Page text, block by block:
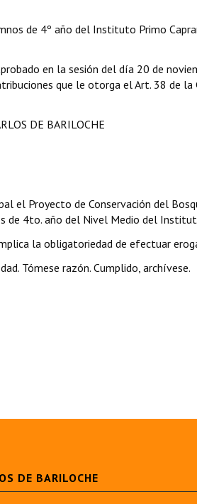
de 4º año del Instituto Primo
en la sesión del día 20 de
que le otorga el Art. 38 de la
DE BARILOCHE
el Proyecto de Conservación del
4to. año del Nivel Medio del
la obligatoriedad de efectuar
Tómese razón. Cumplido, archívese.
DE BARILOCHE